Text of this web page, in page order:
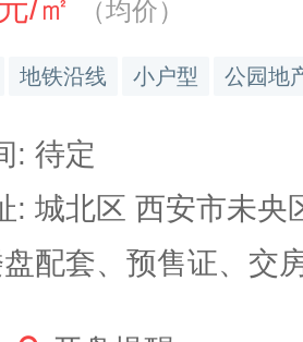
/㎡ （均价）
地铁沿线 小户型 公园地
: 待定
: 城北区 西安市未央
配套、预售证、交